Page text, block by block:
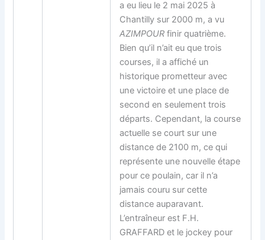
a eu lieu le 2 mai 2025 à
Chantilly sur 2000 m, a vu
AZIMPOUR finir quatrième.
Bien qu’il n’ait eu que trois
courses, il a affiché un
historique prometteur avec
une victoire et une place de
second en seulement trois
départs. Cependant, la course
actuelle se court sur une
distance de 2100 m, ce qui
représente une nouvelle étape
pour ce poulain, car il n’a
jamais couru sur cette
distance auparavant.
L’entraîneur est F.H.
GRAFFARD et le jockey pour